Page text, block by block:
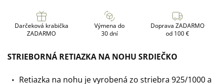
Darčeková krabička
ZADARMO
Výmena do
30 dní
Doprava ZADARMO
od 100 €
STRIEBORNÁ RETIAZKA NA NOHU SRDIEČKO
Retiazka na nohu je vyrobená zo striebra 925/1000 a